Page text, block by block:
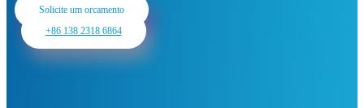
Solicite um orçamento
+86 138 2318 6864